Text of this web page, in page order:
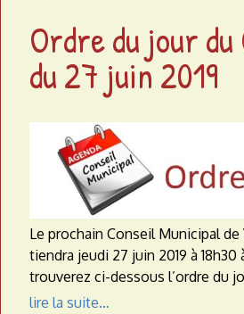
l
a
t
u
Ordre du jour
du 27 juin 2019
Le prochain Conseil Municipal de
tiendra jeudi 27 juin 2019 à 18h30
trouverez ci-dessous l’ordre du
lire la suite…